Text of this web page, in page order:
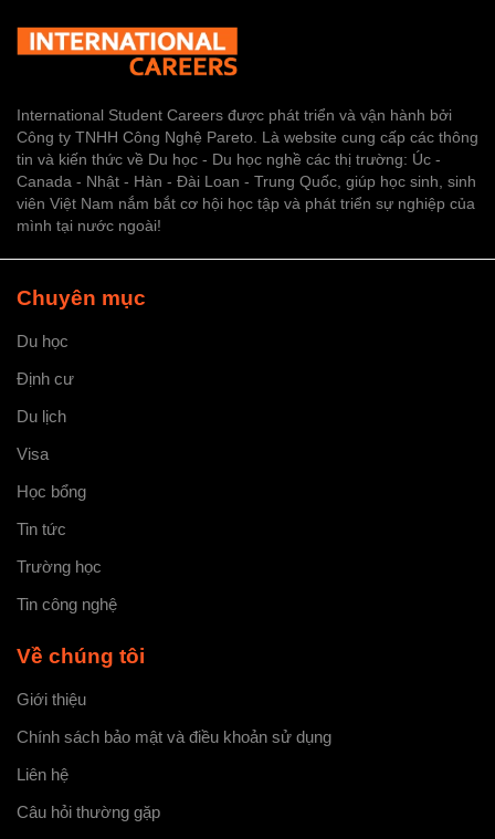
International Student Careers được phát triển và vận hành bởi
Công ty TNHH Công Nghệ Pareto. Là website cung cấp các thông
tin và kiến thức về Du học - Du học nghề các thị trường: Úc -
Canada - Nhật - Hàn - Đài Loan - Trung Quốc, giúp học sinh, sinh
viên Việt Nam nắm bắt cơ hội học tập và phát triển sự nghiệp của
mình tại nước ngoài!
Chuyên mục
Du học
Định cư
Du lịch
Visa
Học bổng
Tin tức
Trường học
Tin công nghệ
Về chúng tôi
Giới thiệu
Chính sách bảo mật và điều khoản sử dụng
Liên hệ
Câu hỏi thường gặp